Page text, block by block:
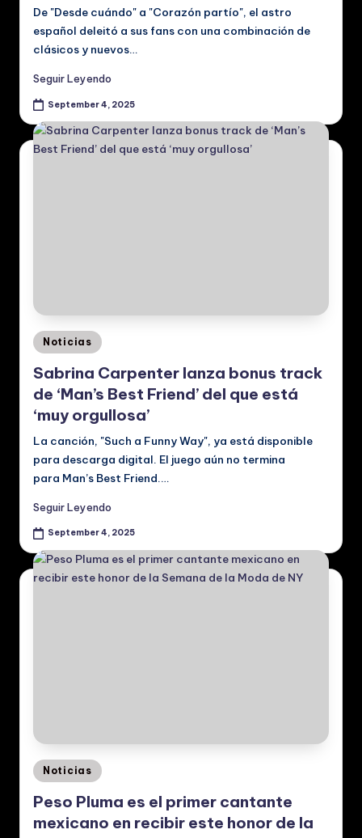
De "Desde cuándo" a "Corazón partío", el astro
español deleitó a sus fans con una combinación de
clásicos y nuevos…
Seguir Leyendo
September 4, 2025
Posted
Noticias
Sabrina Carpenter lanza bonus track
de ‘Man’s Best Friend’ del que está
‘muy orgullosa’
La canción, "Such a Funny Way", ya está disponible
para descarga digital. El juego aún no termina
para Man’s Best Friend.…
Seguir Leyendo
September 4, 2025
Posted
in
Noticias
Peso Pluma es el primer cantante
mexicano en recibir este honor de la